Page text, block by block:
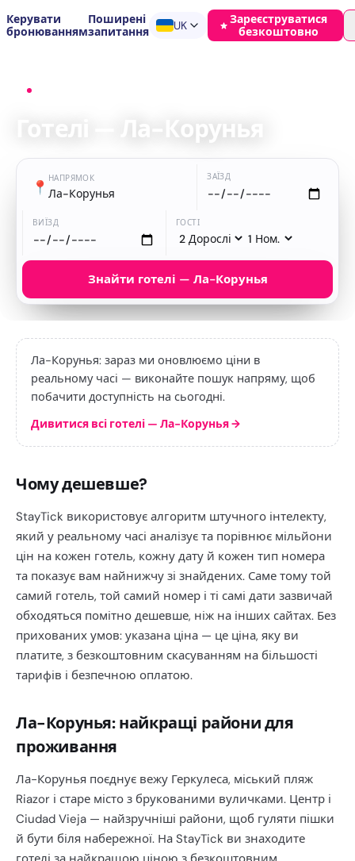
Керувати
бронюванням
Поширені
запитання
UK
Зареєструватися
безкоштовно
Готелі — Ла-Корунья
📍 НАПРЯМОК
Ла-Корунья
ЗАЇЗД
ВИЇЗД ГОСТІ
Знайти готелі — Ла-Корунья
Ла-Корунья: зараз ми оновлюємо ціни в
реальному часі — виконайте пошук напряму, щоб
побачити доступність на сьогодні.
Дивитися всі готелі — Ла-Корунья→
Чому дешевше?
StayTick використовує алгоритм штучного інтелекту,
який у реальному часі аналізує та порівнює мільйони
цін на кожен готель, кожну дату й кожен тип номера
та показує вам найнижчу зі знайдених. Саме тому той
самий готель, той самий номер і ті самі дати зазвичай
обходяться помітно дешевше, ніж на інших сайтах. Без
прихованих умов: указана ціна — це ціна, яку ви
платите, з безкоштовним скасуванням на більшості
тарифів і безпечною оплатою.
Ла-Корунья: найкращі райони для
проживання
Ла-Корунья поєднує вежу Геркулеса, міський пляж
Riazor і старе місто з брукованими вуличками. Центр і
Ciudad Vieja — найзручніші райони, щоб гуляти пішки
й бути біля набережної. На StayTick ви знаходите